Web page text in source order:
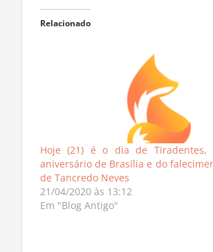
Relacionado
Hoje (21) é o dia de Tiradentes,
aniversário de Brasília e do
de Tancredo Neves
21/04/2020 às 13:12
Em "Blog Antigo"